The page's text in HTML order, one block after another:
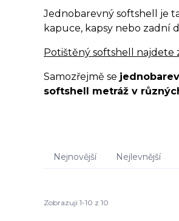
Jednobarevný softshell je
kapuce, kapsy nebo zadní
Potištěný softshell najdete
Samozřejmě se
softshell metráž v
Nejnovější Nejlevnější
Zobrazuji 1-10 z 10